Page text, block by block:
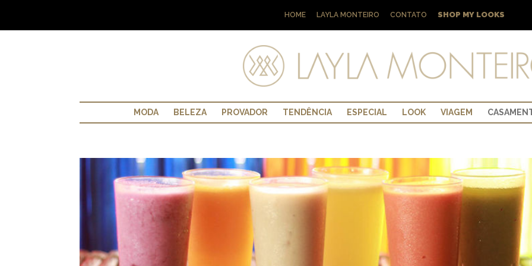
HOME LAYLA MONTEIRO CONTATO SHOP MY LOOKS
MODA BELEZA PROVADOR TENDÊNCIA ESPECIAL LOOK VIAGEM